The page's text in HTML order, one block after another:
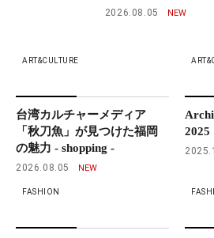
2026.08.05
ART&CULTURE
台湾カルチャーメディア
「秋刀魚」が見つけた福岡
の魅力 - shopping -
2026.08.05
2025
FASHION